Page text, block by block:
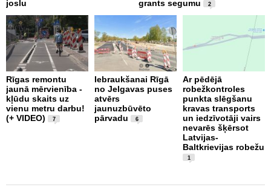
joslu grants segumu 2
Rīgas remontu
jaunā mērvienība -
kļūdu skaits uz
vienu metru darbu!
(+ VIDEO)
7
Iebraukšanai Rīgā
no Jelgavas puses
atvērs
jaunuzbūvēto
pārvadu
6
Ar pēdējā
robežkontroles
punkta slēgšanu
kravas transports
un iedzīvotāji vairs
nevarēs šķērsot
Latvijas-
Baltkrievijas robežu
1